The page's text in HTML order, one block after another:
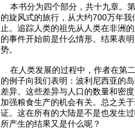
本书分为四个部分，共十九章。
的旋风式的旅行，从大约700万年
止。追踪人类的祖先从人类在非洲
的事件开始前是什么情形。结果表
势。
在人类发展的过程中，作者在第
的例子向我们表明：波利尼西亚的
差异。这些差异与人口的数量和密
加强粮食生产的机会有关。总之关
证。这在所有的大陆是不是也发生
所产生的结果又是什么呢？